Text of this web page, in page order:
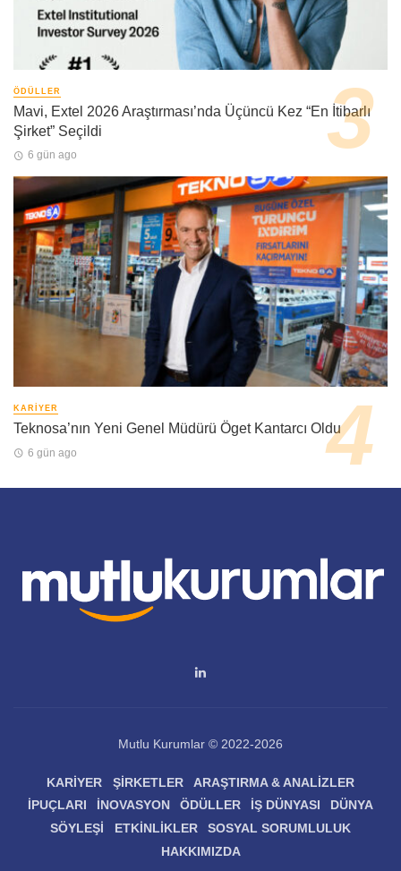
ÖDÜLLER
Mavi, Extel 2026 Araştırması’nda Üçüncü Kez “En İtibarlı
Şirket” Seçildi
6 gün ago
KARIYER
Teknosa’nın Yeni Genel Müdürü Öget Kantarcı Oldu
6 gün ago
Mutlu Kurumlar © 2022-2026
KARIYER ŞIRKETLER
ARAŞTIRMA & ANALIZLER
İPUÇLARI
İNOVASYON ÖDÜLLER İŞ DÜNYASI
DÜNYA
SÖYLEŞI
ETKINLIKLER
SOSYAL SORUMLULUK
HAKKIMIZDA